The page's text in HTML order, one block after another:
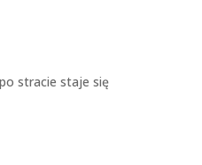
stracie staje się